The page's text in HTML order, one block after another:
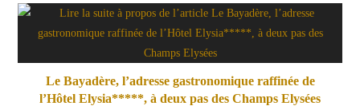
Le Bayadère, l’adresse gastronomique raffinée de
l’Hôtel Elysia*****, à deux pas des Champs Elysées